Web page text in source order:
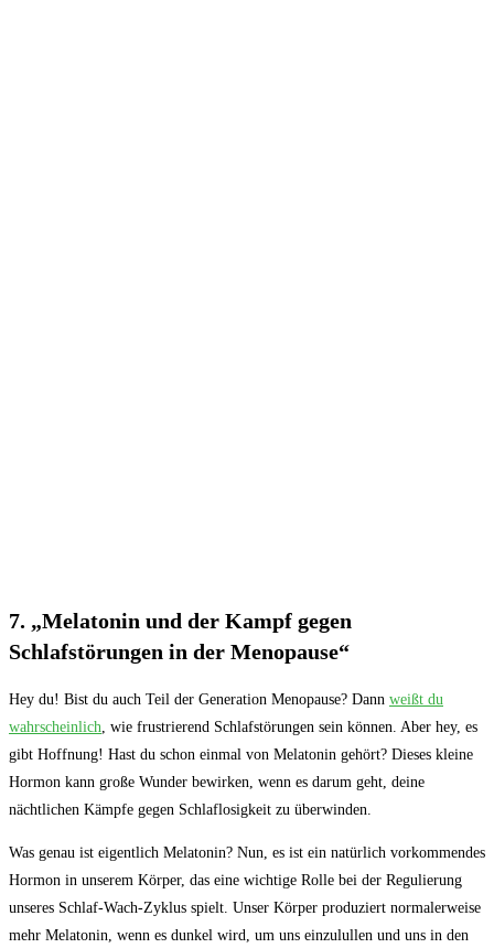
7. „Melatonin und der‍ Kampf gegen
Schlafstörungen in der Menopause“
Hey du! ⁤Bist du auch Teil der‌ Generation Menopause? Dann weißt ⁣du
‍wahrscheinlich , wie frustrierend Schlafstörungen sein können. ⁤Aber hey, es
gibt Hoffnung! Hast du schon⁣ einmal von Melatonin gehört? Dieses kleine
Hormon kann‍ große Wunder bewirken, ‌wenn es darum geht, deine
nächtlichen Kämpfe gegen⁤ Schlaflosigkeit zu überwinden.
Was genau ist eigentlich Melatonin? Nun, es ist ein natürlich vorkommendes
Hormon‍ in unserem Körper,⁣ das eine wichtige Rolle bei der ⁢Regulierung
unseres Schlaf-Wach-Zyklus spielt. Unser ​Körper produziert⁤ normalerweise
mehr Melatonin, wenn ​es dunkel wird, um uns ⁣einzulullen⁢ und ⁣uns ⁤in den